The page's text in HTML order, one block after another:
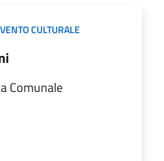
CULTURALE
Comunale